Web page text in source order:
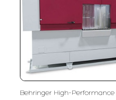
Behringer High-